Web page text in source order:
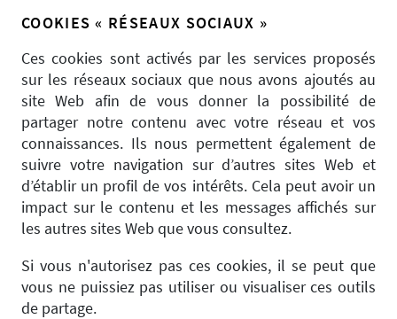
COOKIES « RÉSEAUX SOCIAUX »
Ces cookies sont activés par les services proposés
sur les réseaux sociaux que nous avons ajoutés au
site Web afin de vous donner la possibilité de
partager notre contenu avec votre réseau et vos
connaissances. Ils nous permettent également de
suivre votre navigation sur d’autres sites Web et
d’établir un profil de vos intérêts. Cela peut avoir un
impact sur le contenu et les messages affichés sur
les autres sites Web que vous consultez.
Si vous n'autorisez pas ces cookies, il se peut que
vous ne puissiez pas utiliser ou visualiser ces outils
de partage.